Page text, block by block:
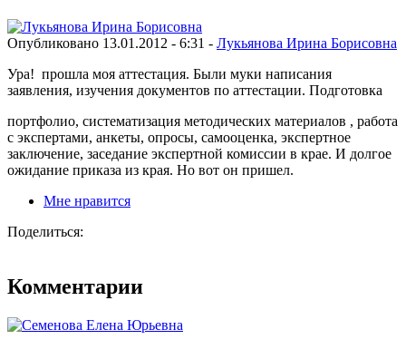
Опубликовано 13.01.2012 - 6:31 - Лукьянова Ирина Борисовна
Ура! прошла моя аттестация. Были муки написания
заявления, изучения документов по аттестации. Подготовка
портфолио, систематизация методических материалов , работа
с экспертами, анкеты, опросы, самооценка, экспертное
заключение, заседание экспертной комиссии в крае. И долгое
ожидание приказа из края. Но вот он пришел.
Мне нравится
Поделиться:
Комментарии